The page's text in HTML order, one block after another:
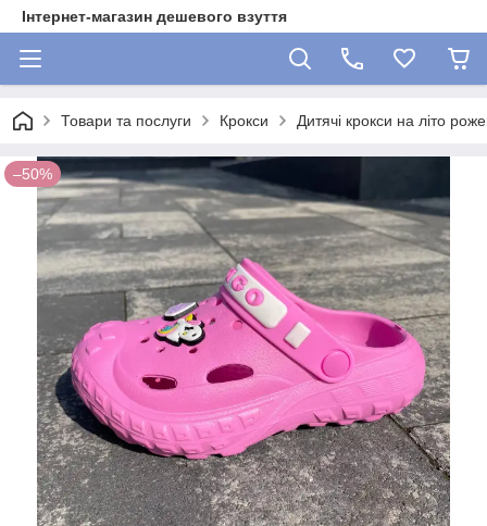
Інтернет-магазин дешевого взуття
Товари та послуги Крокси Дитячі крокси на літо
–50%